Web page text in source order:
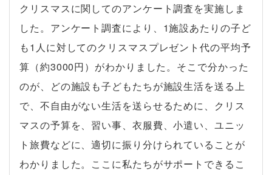
クリスマスに関してのアンケート調査を実施しま
した。アンケート調査により、1施設あたりの子ど
も1人に対してのクリスマスプレゼント代の平均予
算（約3000円）がわかりました。そこで分かった
のが、どの施設も子どもたちが施設生活を送る上
で、不自由がない生活を送らせるために、クリス
マスの予算を、習い事、衣服費、小遣い、ユニッ
ト旅費などに、適切に振り分けられていることが
わかりました。ここに私たちがサポートできるこ